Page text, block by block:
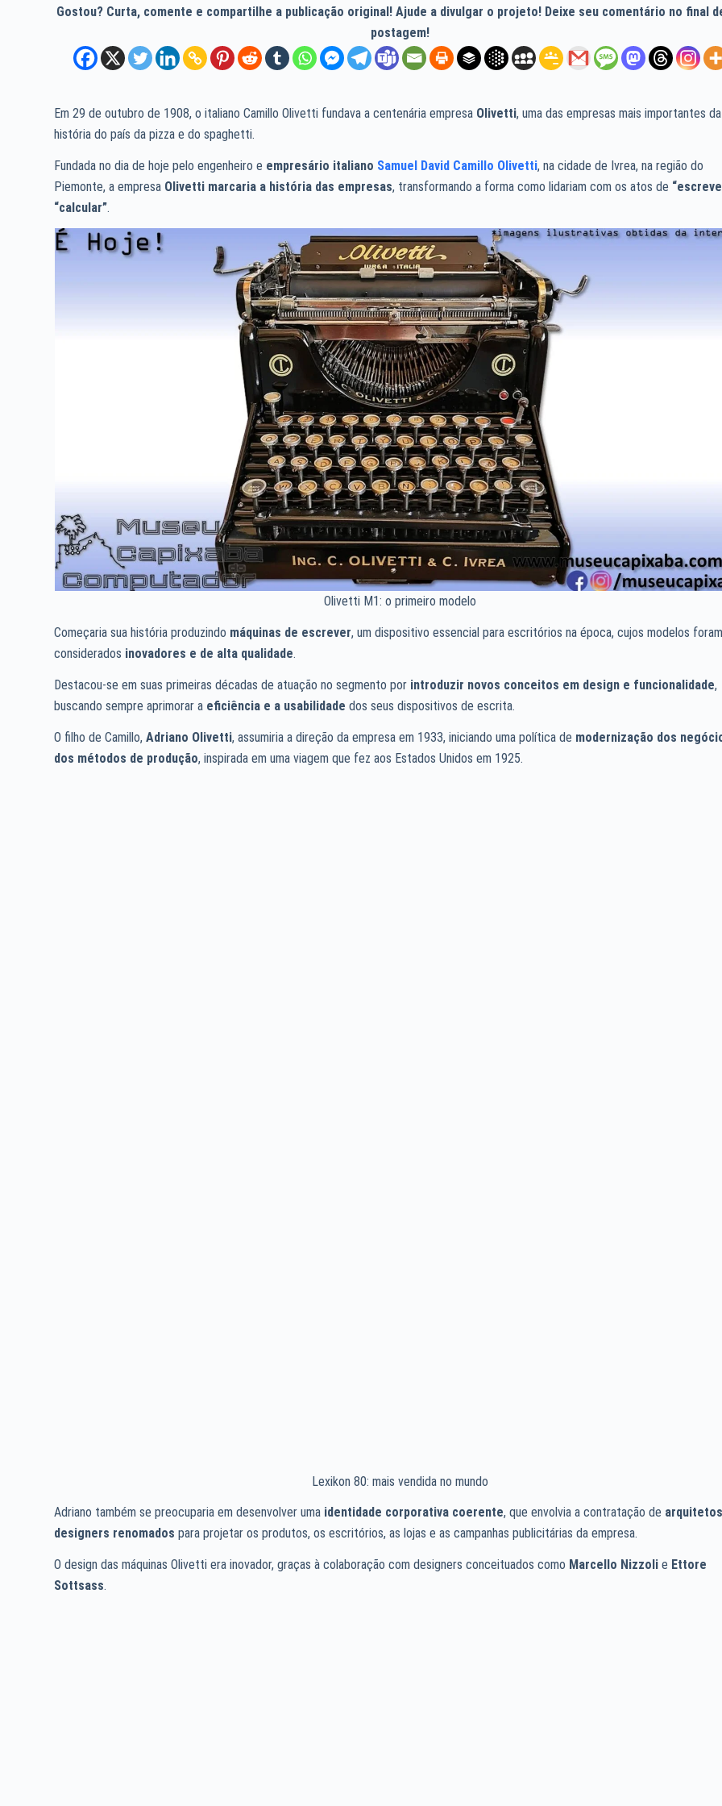
Gostou? Curta, comente e compartilhe a publicação original! Ajude a divulgar o projeto! Deixe seu comentário no final
postagem!
Em 29 de outubro de 1908, o italiano Camillo Olivetti fundava a centenária empresa Olivetti, uma das empresas mais importantes da
história do país da pizza e do spaghetti.
Fundada no dia de hoje pelo engenheiro e empresário italiano Samuel David Camillo Olivetti, na cidade de Ivrea, na região do
Piemonte, a empresa Olivetti marcaria a história das empresas, transformando a forma como lidariam com os atos de
“calcular”.
Olivetti M1: o primeiro modelo
Começaria sua história produzindo máquinas de escrever, um dispositivo essencial para escritórios na época, cujos modelos
considerados inovadores e de alta qualidade.
Destacou-se em suas primeiras décadas de atuação no segmento por introduzir novos conceitos em design e funcionalidade,
buscando sempre aprimorar a eficiência e a usabilidade dos seus dispositivos de escrita.
O filho de Camillo,Adriano Olivetti, assumiria a direção da empresa em 1933, iniciando uma política de modernização dos
dos métodos de produção, inspirada em uma viagem que fez aos Estados Unidos em 1925.
Lexikon 80: mais vendida no mundo
Adriano também se preocuparia em desenvolver uma identidade corporativa coerente, que envolvia a contratação de
designers renomados para projetar os produtos, os escritórios, as lojas e as campanhas publicitárias da empresa.
O design das máquinas Olivetti era inovador, graças à colaboração com designers conceituados como Marcello Nizzoli e Ettore
Sottsass.